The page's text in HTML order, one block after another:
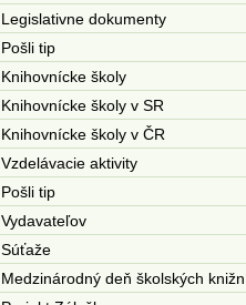
Legislativne dokumenty
Pošli tip
Knihovnícke školy
Knihovnícke školy v SR
Knihovnícke školy v ČR
Vzdelávacie aktivity
Pošli tip
Vydavateľov
Súťaže
Medzinárodný deň školských